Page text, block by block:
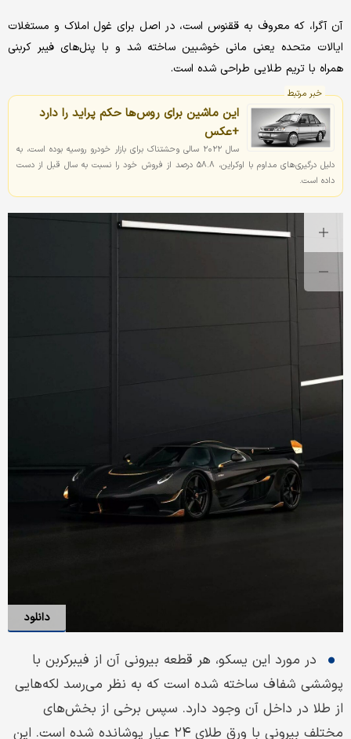
آن آگرا، که معروف به ققنوس است، در اصل برای غول املاک و مستغلات
ایالات متحده یعنی مانی خوشبین ساخته شد و با پنل‌های فیبر کربنی
همراه با تریم طلایی طراحی شده است.
خبر مرتبط
این ماشین برای روس‌ها حکم پراید را دارد
+عکس
سال ۲۰۲۲ سالی وحشتناک برای بازار خودرو روسیه بوده است، به
دلیل درگیری‌های مداوم با اوکراین، ۵۸.۸ درصد از فروش خود را نسبت به سال قبل از دست
داده است.
دانلود
در مورد این یسکو، هر قطعه بیرونی آن از فیبرکربن با
پوششی شفاف ساخته شده است که به نظر می‌رسد لکه‌هایی
از طلا در داخل آن وجود دارد. سپس برخی از بخش‌های
مختلف بیرونی با ورق طلای ۲۴ عیار پوشانده شده است. این